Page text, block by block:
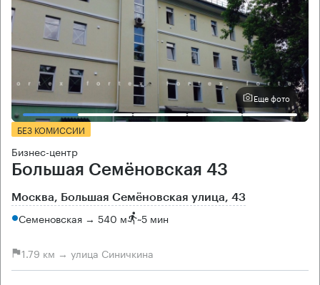
Еще фото
БЕЗ КОМИССИИ
Бизнес-центр
Большая Семёновская 43
Москва, Большая Семёновская улица, 43
Семеновская → 540 м ~5 мин
1.79 км → улица Синичкина